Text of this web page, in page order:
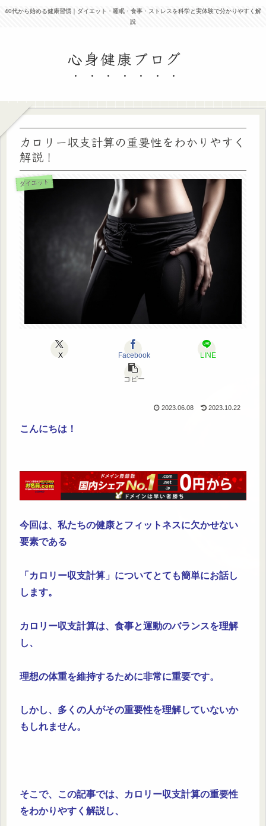
40代から始める健康習慣｜ダイエット・睡眠・食事・ストレスを科学と実体験で分かりやすく解
説
心身健康ブログ
カロリー収支計算の重要性をわかりやすく
解説！
ダイエット
X Facebook LINE
コピー
2023.06.08 2023.10.22
こんにちは！
今回は、私たちの健康とフィットネスに欠かせない
要素である
「カロリー収支計算」についてとても簡単にお話し
します。
カロリー収支計算は、食事と運動のバランスを理解
し、
理想の体重を維持するために非常に重要です。
しかし、多くの人がその重要性を理解していないか
もしれません。
そこで、この記事では、カロリー収支計算の重要性
をわかりやすく解説し、